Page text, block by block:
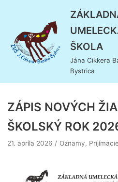
obsah
ŠKOLA
Jána Cikkera
Bystrica
ZÁPIS NOVÝCH
ŠKOLSKÝ ROK
21. apríla 2026 Oznamy,